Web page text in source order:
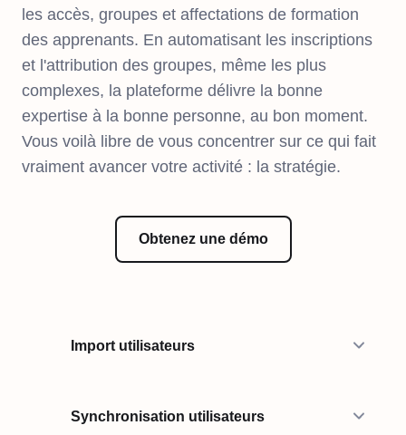
les accès, groupes et affectations de formation
des apprenants. En automatisant les inscriptions
et l'attribution des groupes, même les plus
complexes, la plateforme délivre la bonne
expertise à la bonne personne, au bon moment.
Vous voilà libre de vous concentrer sur ce qui fait
vraiment avancer votre activité : la stratégie.
Obtenez une démo
Import utilisateurs
Synchronisation utilisateurs